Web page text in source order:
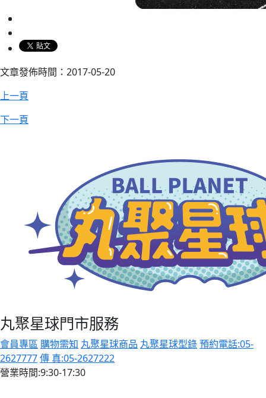
文章發佈時間：2017-05-20
上一頁
下一頁
丸聚星球門市服務
會員專區 購物需知 丸聚星球商品 丸聚星球型錄預約電話:05-
2627777傳 真:05-2627222
營業時間:9:30-17:30